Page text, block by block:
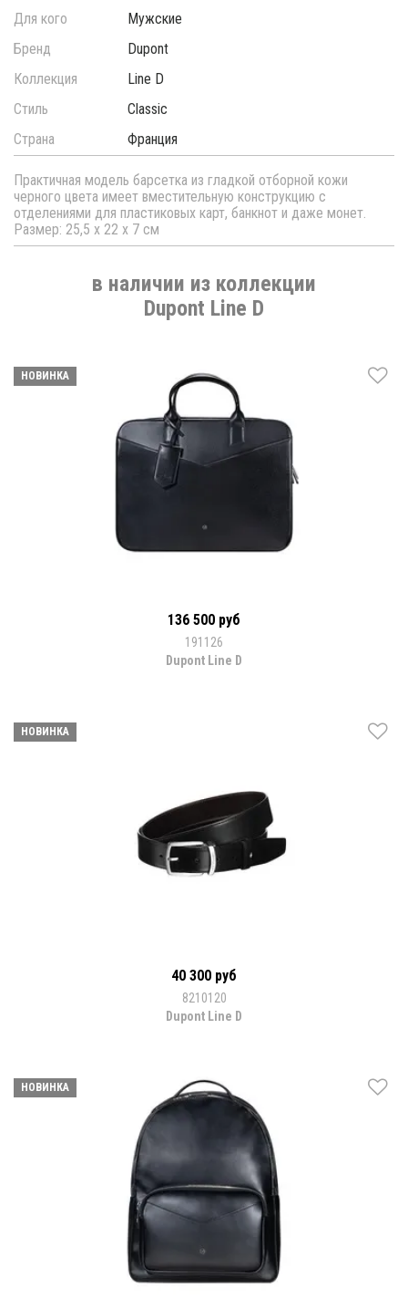
Для кого
Мужские
Бренд
Dupont
Коллекция
Line D
Стиль
Classic
Страна
Франция
Практичная модель барсетка из гладкой отборной кожи
черного цвета имеет вместительную конструкцию с
отделениями для пластиковых карт, банкнот и даже монет.
Размер: 25,5 x 22 x 7 см
в наличии из коллекции
Dupont Line D
НОВИНКА
136 500 руб
191126
Dupont Line D
НОВИНКА
40 300 руб
8210120
Dupont Line D
НОВИНКА